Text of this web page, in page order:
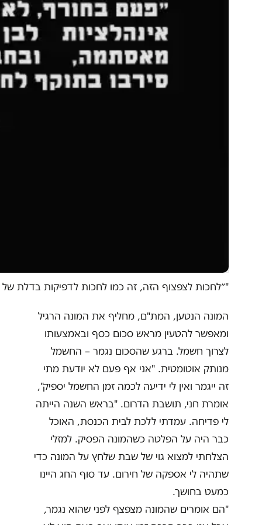
"״לחכות לצפצוף הזה, זה כמו לחכות לדפיקות בדלת
המונה הנטען, המת"ם, מחליף את המונה הרגיל
ומאפשר להטעין מראש סכום כסף ובאמצעותו
לצרוך חשמל. ברגע שהסכום נגמר – החשמל
מנותק אוטומטית. "אני אף פעם לא יודעת מתי
זה ייגמר ואין לי ידיעה לכמה זמן החשמל יספיק",
אומרת חני, תושבת הדרום. "בראש השנה הייתה
לי פדיחה. עמדתי ללכת לבית הכנסת, האוכל
כבר היה על הפלטה כשהמונה הפסיק. למזלי
הצלחתי למצוא גוי של שבת שלחץ על המונה כדי
שתהיה לי אספקה של חירום. עד סוף החג היינו
כמעט בחושך.
"הם אומרים שהמונה מצפצף לפני שהוא נגמר,